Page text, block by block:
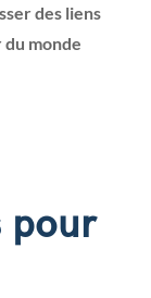
des liens
monde
pour